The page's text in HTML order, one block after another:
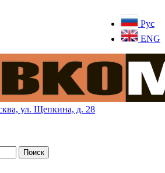
Рус
ENG
ул. Щепкина, д. 28